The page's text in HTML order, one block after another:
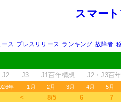
スマー
ース プレスリリース ランキング 故障者
J2 J3 J1百年構想 J2・J3百
年 1月 2月 3月 4月 5月
＜ 8/5 6 7